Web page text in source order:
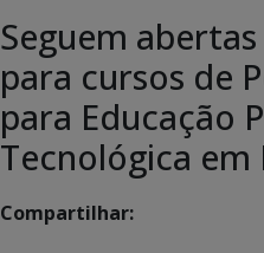
Seguem
para cursos de
para Educação
Tecnológica em
Compartilhar: